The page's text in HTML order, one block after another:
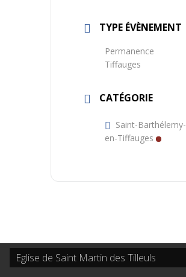
TYPE ÉVÈNEMENT
Permanence
Tiffauges
CATÉGORIE
Saint-Barthélemy-
en-Tiffauges
Eglise de Saint Martin des Tilleuls